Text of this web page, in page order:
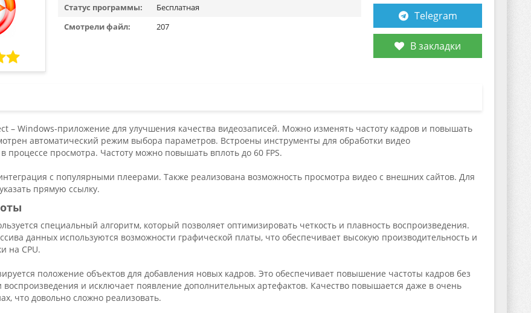
Telegram
В закладки
Статус программы:
Бесплатная
Смотрели файл:
207
– Windows-приложение для улучшения качества видеозаписей. Можно изменять частоту кадров и повышать
автоматический режим выбора параметров. Встроены инструменты для обработки видео
процессе просмотра. Частоту можно повышать вплоть до 60 FPS.
с популярными плеерами. Также реализована возможность просмотра видео с внешних сайтов. Для
прямую ссылку.
специальный алгоритм, который позволяет оптимизировать четкость и плавность воспроизведения.
данных используются возможности графической платы, что обеспечивает высокую производительность и
на CPU.
положение объектов для добавления новых кадров. Это обеспечивает повышение частоты кадров без
воспроизведения и исключает появление дополнительных артефактов. Качество повышается даже в очень
что довольно сложно реализовать.